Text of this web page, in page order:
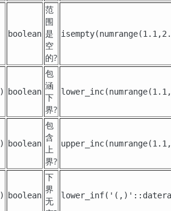
boolean
范
围
是
空
的?
) boolean
包
涵
下
界?
) boolean
包
含
上
界?
) boolean
下
界
无